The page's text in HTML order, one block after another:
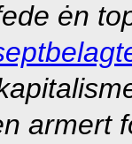
ėn
armert